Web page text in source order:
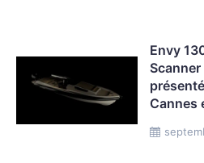
Envy
Cannes